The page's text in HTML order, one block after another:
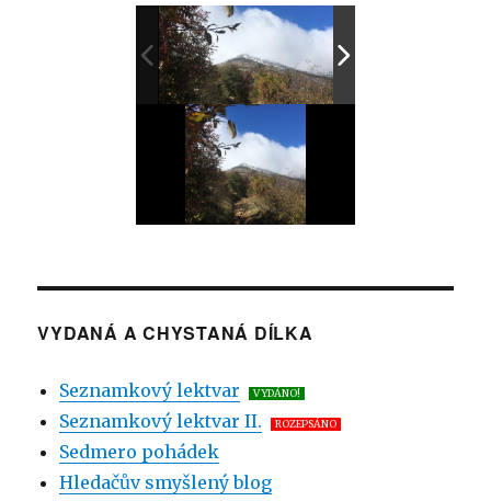
VYDANÁ A CHYSTANÁ DÍLKA
Seznamkový lektvar VYDÁNO!
Seznamkový lektvar II. ROZEPSÁNO
Sedmero pohádek
Hledačův smyšlený blog